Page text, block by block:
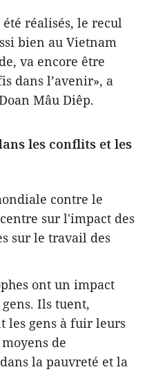
réalisés, le recul
bien au Vietnam
va encore être
dans l’avenir», a
Mâu Diêp.
les conflits et les
contre le
sur l'impact des
sur le travail des
ont un impact
Ils tuent,
les gens à fuir leurs
de
la pauvreté et la